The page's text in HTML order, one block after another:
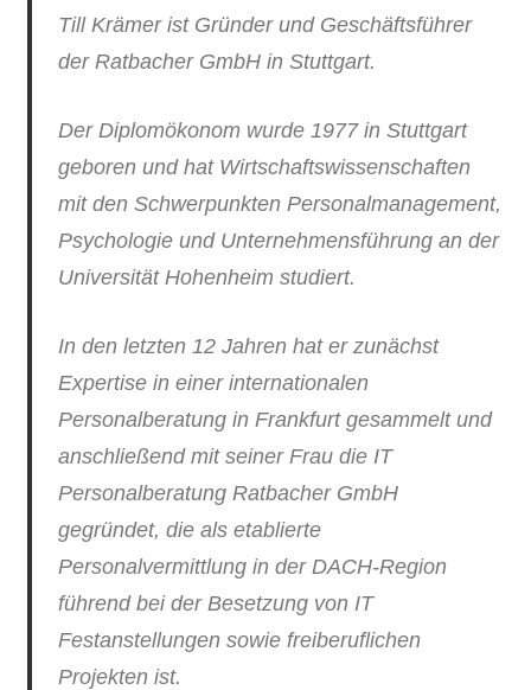
Till Krämer ist Gründer und Geschäftsführer
der Ratbacher GmbH in Stuttgart.
Der Diplomökonom wurde 1977 in Stuttgart
geboren und hat Wirtschaftswissenschaften
mit den Schwerpunkten Personalmanagement,
Psychologie und Unternehmensführung an der
Universität Hohenheim studiert.
In den letzten 12 Jahren hat er zunächst
Expertise in einer internationalen
Personalberatung in Frankfurt gesammelt und
anschließend mit seiner Frau die IT
Personalberatung Ratbacher GmbH
gegründet, die als etablierte
Personalvermittlung in der DACH-Region
führend bei der Besetzung von IT
Festanstellungen sowie freiberuflichen
Projekten ist.